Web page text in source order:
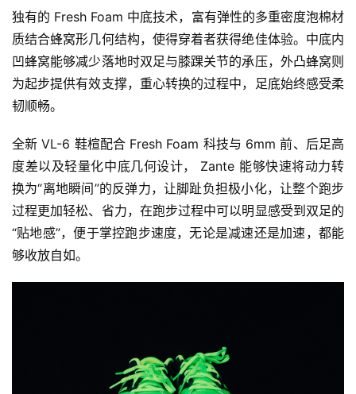
独有的 Fresh Foam 中底技术，富有弹性的多重密度泡棉材
质结合蜂窝形几何结构，使得穿着者获得绝佳体验。中底内
凹蜂窝能够减少落地时双足与膝踝关节的承压，外凸蜂窝则
为起步提供有效支撑，重心转换的过程中，足底始终感受柔
韧顺畅。
全新 VL-6 鞋楦配合 Fresh Foam 科技与 6mm 前、后足高
度差以及轻量化中底几何设计， Zante 能够快速将动力转
换为“离地瞬间”的反弹力，让脚趾负担极小化，让整个跑步
过程更加轻松、省力，在跑步过程中可以明显感受到双足的
“贴地感”，便于掌控跑步速度，无论是减速还是加速，都能
够收放自如。